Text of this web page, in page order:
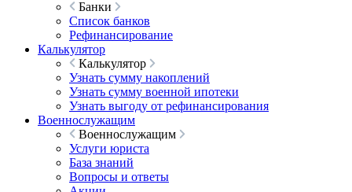
Банки
Список банков
Рефинансирование
Калькулятор
Калькулятор
Узнать сумму накоплений
Узнать сумму военной ипотеки
Узнать выгоду от рефинансирования
Военнослужащим
Военнослужащим
Услуги юриста
База знаний
Вопросы и ответы